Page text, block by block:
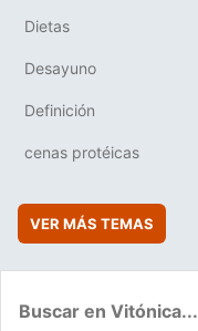
Dietas
Desayuno
Definición
cenas protéicas
VER MÁS TEMAS